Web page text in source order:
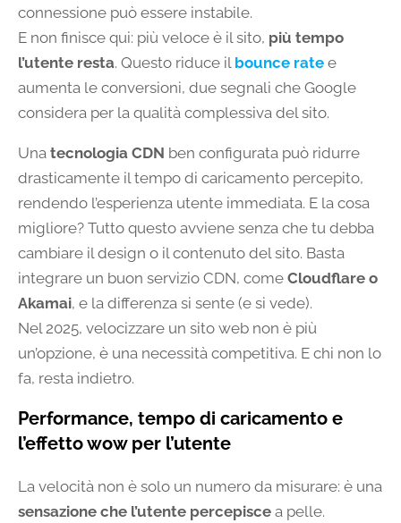
connessione può essere instabile.
E non finisce qui: più veloce è il sito, più tempo
l’utente resta. Questo riduce il bounce rate e
aumenta le conversioni, due segnali che Google
considera per la qualità complessiva del sito.
Una tecnologia CDN ben configurata può ridurre
drasticamente il tempo di caricamento percepito,
rendendo l’esperienza utente immediata. E la cosa
migliore? Tutto questo avviene senza che tu debba
cambiare il design o il contenuto del sito. Basta
integrare un buon servizio CDN, come Cloudflare o
Akamai, e la differenza si sente (e si vede).
Nel 2025, velocizzare un sito web non è più
un’opzione, è una necessità competitiva. E chi non lo
fa, resta indietro.
Performance, tempo di caricamento e
l’effetto wow per l’utente
La velocità non è solo un numero da misurare: è una
sensazione che l’utente percepisce a pelle.